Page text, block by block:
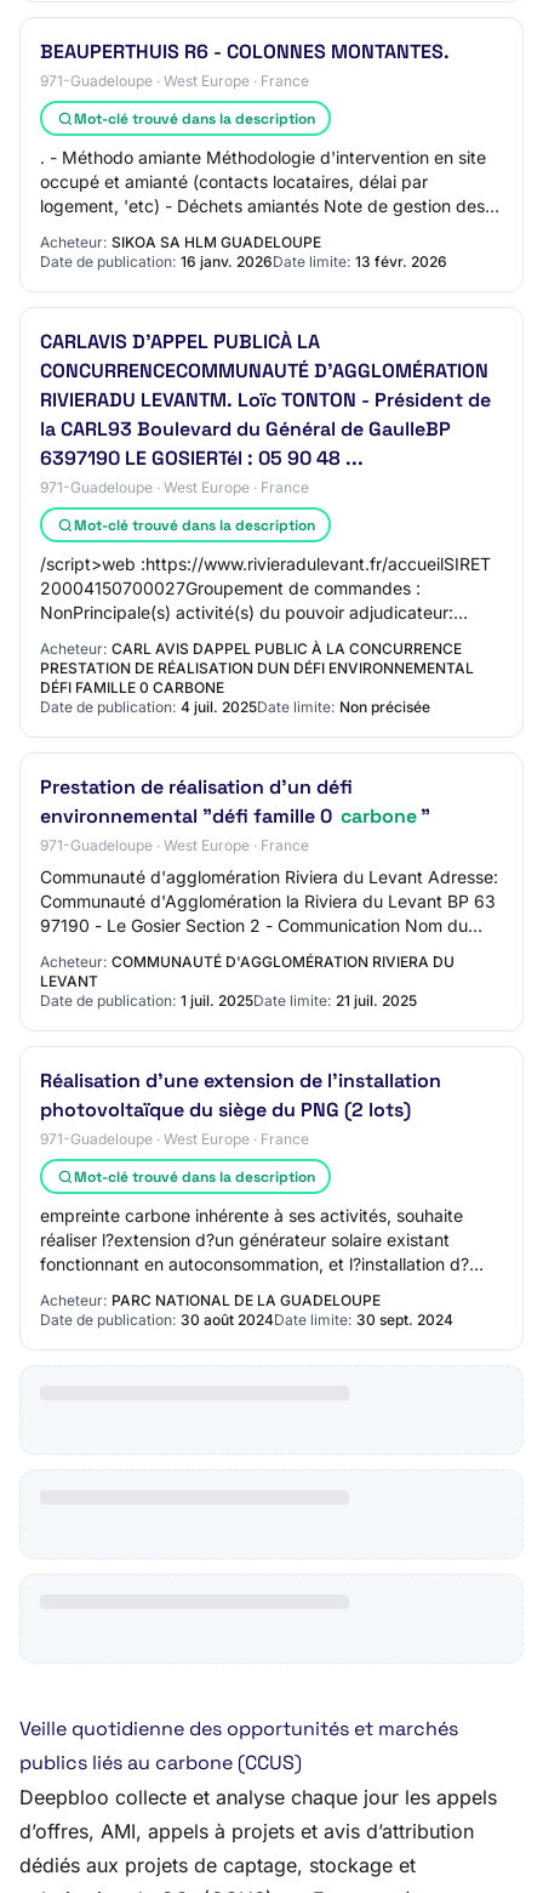
BEAUPERTHUIS R6 - COLONNES MONTANTES.
971-Guadeloupe · West Europe · France
Mot-clé trouvé dans la description
. - Méthodo amiante Méthodologie d'intervention en site
occupé et amianté (contacts locataires, délai par
logement, 'etc) - Déchets amiantés Note de gestion des
Acheteur: SIKOA SA HLM GUADELOUPE
Date de publication: 16 janv. 2026Date limite: 13 févr. 2026
CARLAVIS D’APPEL PUBLICÀ LA
CONCURRENCECOMMUNAUTÉ D’AGGLOMÉRATION
RIVIERADU LEVANTM. Loïc TONTON - Président de
la CARL93 Boulevard du Général de GaulleBP
6397190 LE GOSIERTél : 05 90 48 ...
971-Guadeloupe · West Europe · France
Mot-clé trouvé dans la description
/script>web :https://www.rivieradulevant.fr/accueilSIRET
20004150700027Groupement de commandes :
NonPrincipale(s) activité(s) du pouvoir adjudicateur:
Services généraux des administrationspubliques;L…
Acheteur: CARL AVIS DAPPEL PUBLIC À LA CONCURRENCE
PRESTATION DE RÉALISATION DUN DÉFI ENVIRONNEMENTAL
DÉFI FAMILLE 0 CARBONE
Date de publication: 4 juil. 2025Date limite: Non précisée
Prestation de réalisation d'un défi
environnemental "défi famille 0 carbone"
971-Guadeloupe · West Europe · France
Communauté d'agglomération Riviera du Levant Adresse:
Communauté d'Agglomération la Riviera du Levant BP 63
97190 - Le Gosier Section 2 - Communication Nom du
contact: Direction de l'Achat Public Adr…
Acheteur: COMMUNAUTÉ D'AGGLOMÉRATION RIVIERA DU
LEVANT
Date de publication: 1 juil. 2025Date limite: 21 juil. 2025
Réalisation d'une extension de l'installation
photovoltaïque du siège du PNG (2 lots)
971-Guadeloupe · West Europe · France
Mot-clé trouvé dans la description
empreinte carbone inhérente à ses activités, souhaite
réaliser l?extension d?un générateur solaire existant
fonctionnant en autoconsommation, et l?installation d?
Acheteur: PARC NATIONAL DE LA GUADELOUPE
Date de publication: 30 août 2024Date limite: 30 sept. 2024
Veille quotidienne des opportunités et marchés
publics liés au carbone (CCUS)
Deepbloo collecte et analyse chaque jour les appels
d’offres, AMI, appels à projets et avis d’attribution
dédiés aux projets de captage, stockage et